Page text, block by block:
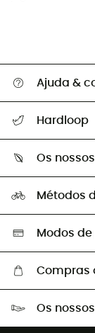
Ajuda &
Devoluções e
Guia de tamanhos
Trocas &
Hardloop
Os nossos
Os
Seleção eco-
Métodos
Modos
Compras
Devoluções
Os